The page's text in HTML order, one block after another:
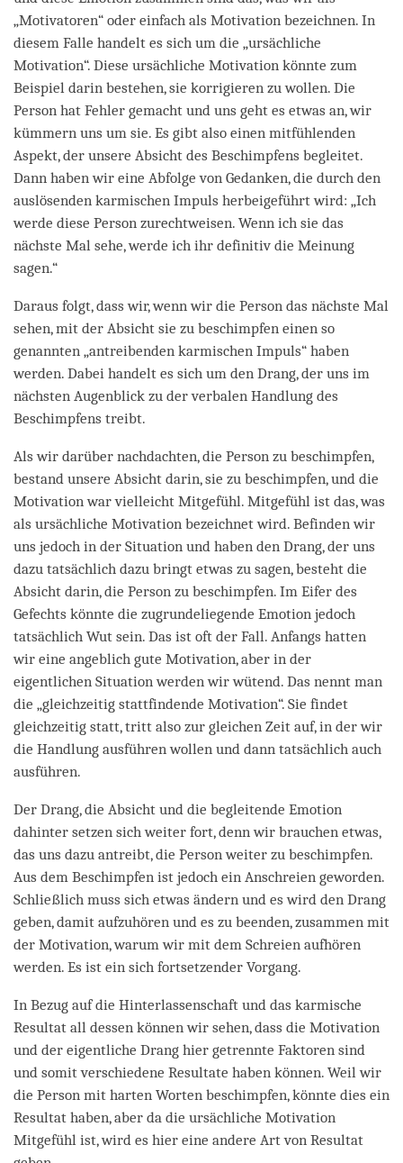
„Motivatoren“ oder einfach als Motivation bezeichnen. In
diesem Falle handelt es sich um die „ursächliche
Motivation“. Diese ursächliche Motivation könnte zum
Beispiel darin bestehen, sie korrigieren zu wollen. Die
Person hat Fehler gemacht und uns geht es etwas an, wir
kümmern uns um sie. Es gibt also einen mitfühlenden
Aspekt, der unsere Absicht des Beschimpfens begleitet.
Dann haben wir eine Abfolge von Gedanken, die durch den
auslösenden karmischen Impuls herbeigeführt wird: „Ich
werde diese Person zurechtweisen. Wenn ich sie das
nächste Mal sehe, werde ich ihr definitiv die Meinung
sagen.“
Daraus folgt, dass wir, wenn wir die Person das nächste Mal
sehen, mit der Absicht sie zu beschimpfen einen so
genannten „antreibenden karmischen Impuls“ haben
werden. Dabei handelt es sich um den Drang, der uns im
nächsten Augenblick zu der verbalen Handlung des
Beschimpfens treibt.
Als wir darüber nachdachten, die Person zu beschimpfen,
bestand unsere Absicht darin, sie zu beschimpfen, und die
Motivation war vielleicht Mitgefühl. Mitgefühl ist das, was
als ursächliche Motivation bezeichnet wird. Befinden wir
uns jedoch in der Situation und haben den Drang, der uns
dazu tatsächlich dazu bringt etwas zu sagen, besteht die
Absicht darin, die Person zu beschimpfen. Im Eifer des
Gefechts könnte die zugrundeliegende Emotion jedoch
tatsächlich Wut sein. Das ist oft der Fall. Anfangs hatten
wir eine angeblich gute Motivation, aber in der
eigentlichen Situation werden wir wütend. Das nennt man
die „gleichzeitig stattfindende Motivation“. Sie findet
gleichzeitig statt, tritt also zur gleichen Zeit auf, in der wir
die Handlung ausführen wollen und dann tatsächlich auch
ausführen.
Der Drang, die Absicht und die begleitende Emotion
dahinter setzen sich weiter fort, denn wir brauchen etwas,
das uns dazu antreibt, die Person weiter zu beschimpfen.
Aus dem Beschimpfen ist jedoch ein Anschreien geworden.
Schließlich muss sich etwas ändern und es wird den Drang
geben, damit aufzuhören und es zu beenden, zusammen mit
der Motivation, warum wir mit dem Schreien aufhören
werden. Es ist ein sich fortsetzender Vorgang.
In Bezug auf die Hinterlassenschaft und das karmische
Resultat all dessen können wir sehen, dass die Motivation
und der eigentliche Drang hier getrennte Faktoren sind
und somit verschiedene Resultate haben können. Weil wir
die Person mit harten Worten beschimpfen, könnte dies ein
Resultat haben, aber da die ursächliche Motivation
Mitgefühl ist, wird es hier eine andere Art von Resultat